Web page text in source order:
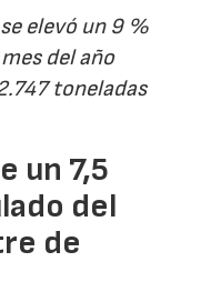
elevó un 9 %
del año
toneladas
un 7,5
del
de